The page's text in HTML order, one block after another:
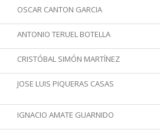
OSCAR CANTON GARCIA
ANTONIO TERUEL BOTELLA
CRISTÓBAL SIMÓN MARTÍNEZ
JOSE LUIS PIQUERAS CASAS
IGNACIO AMATE GUARNIDO